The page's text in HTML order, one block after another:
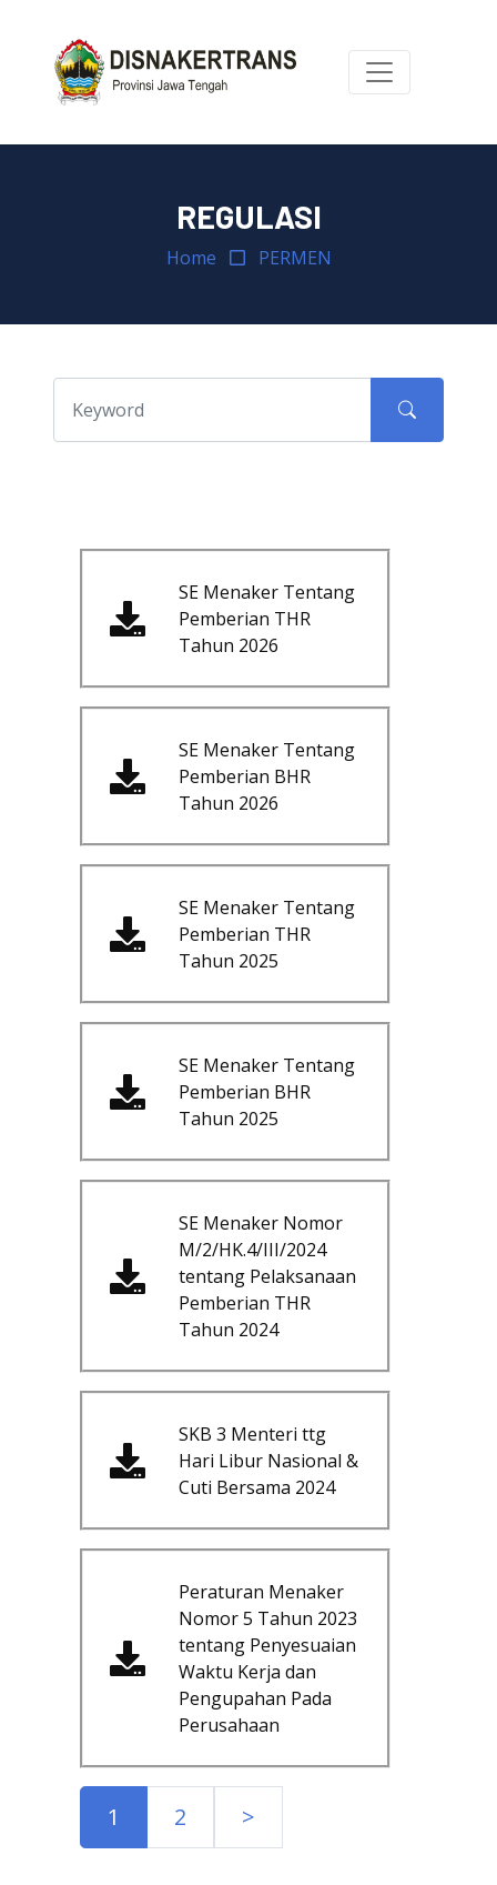
REGULASI
Home PERMEN
SE Menaker Tentang
Pemberian THR
Tahun 2026
SE Menaker Tentang
Pemberian BHR
Tahun 2026
SE Menaker Tentang
Pemberian THR
Tahun 2025
SE Menaker Tentang
Pemberian BHR
Tahun 2025
SE Menaker Nomor
M/2/HK.4/III/2024
tentang Pelaksanaan
Pemberian THR
Tahun 2024
SKB 3 Menteri ttg
Hari Libur Nasional &
Cuti Bersama 2024
Peraturan Menaker
Nomor 5 Tahun 2023
tentang Penyesuaian
Waktu Kerja dan
Pengupahan Pada
Perusahaan
1 2 >